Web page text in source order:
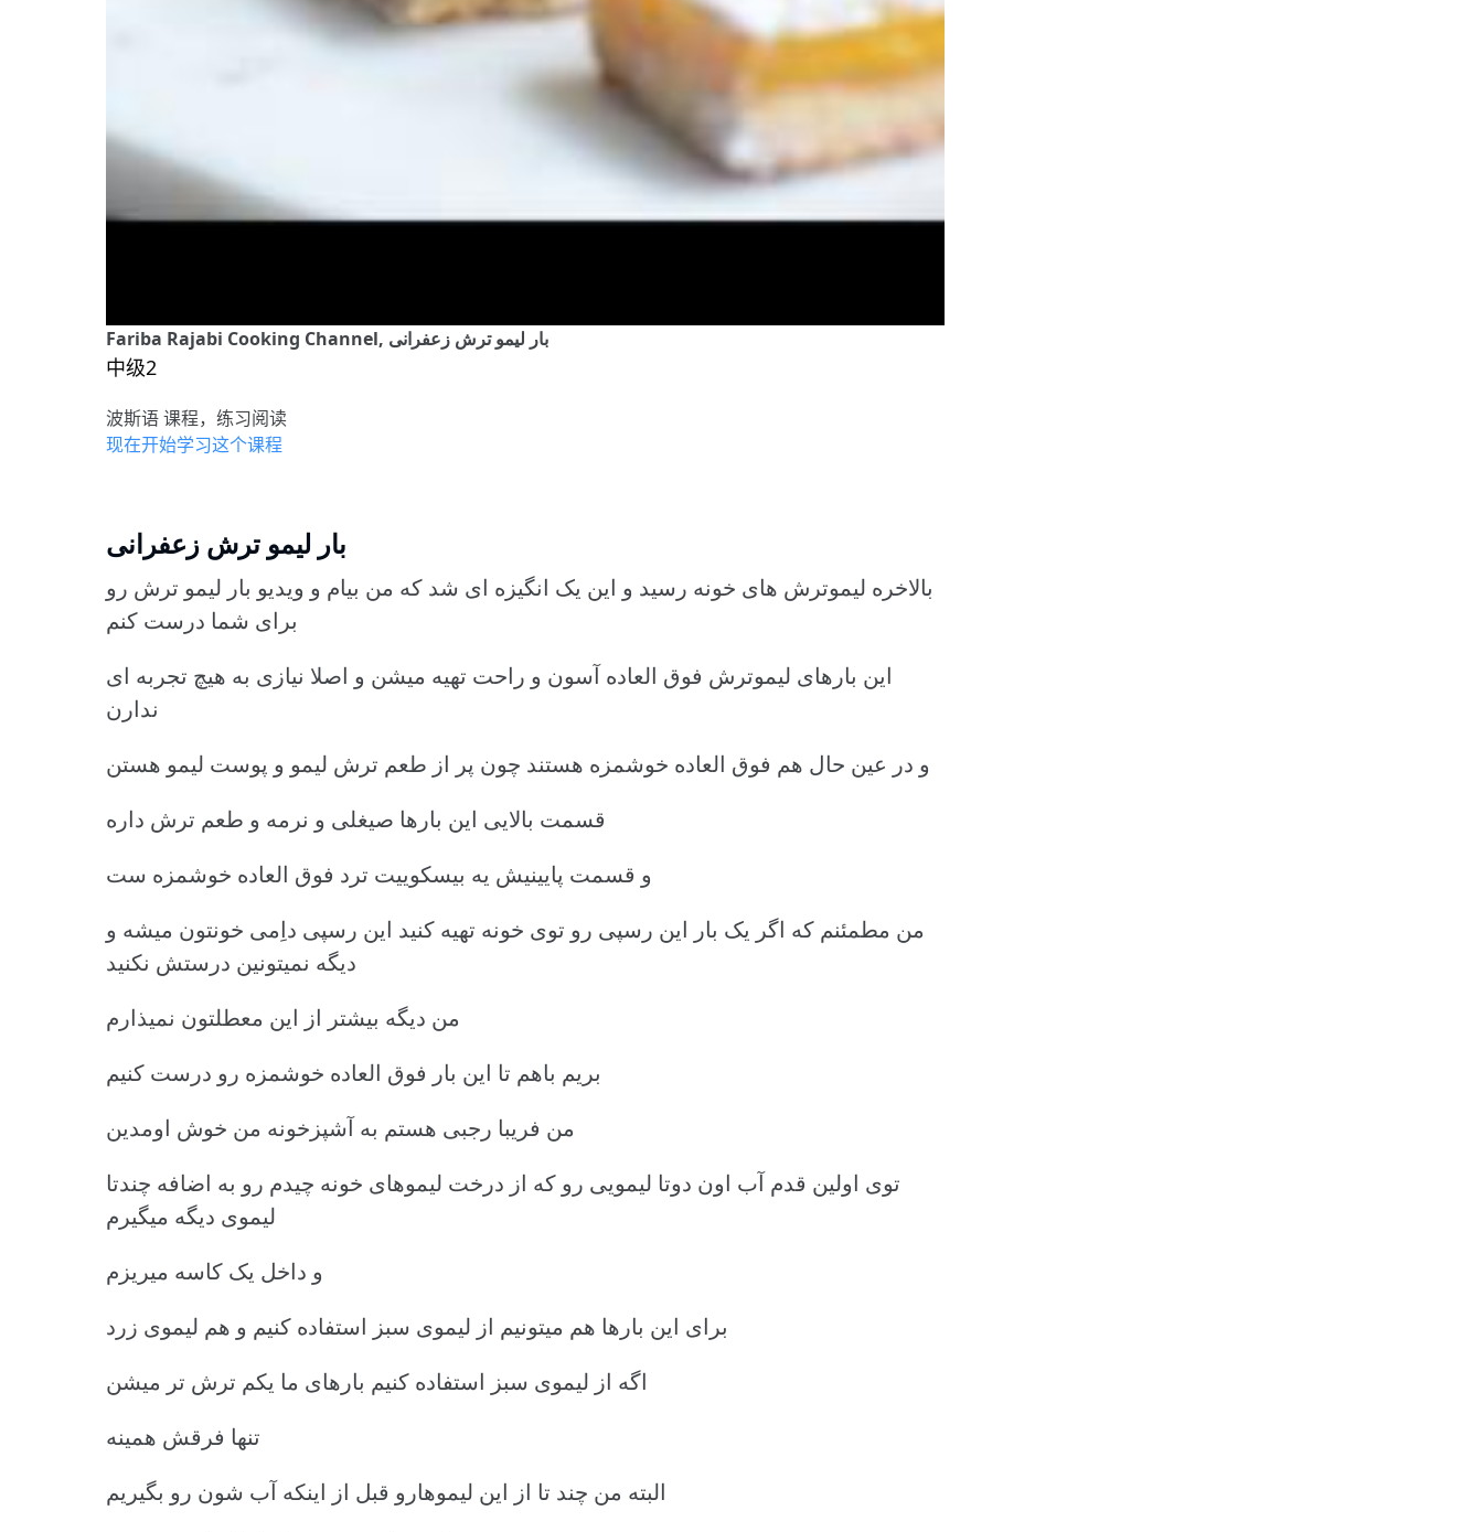
Fariba Rajabi Cooking Channel, بار لیمو ترش زعفرانی
中级2
波斯语 课程，练习阅读
现在开始学习这个课程
بار لیمو ترش زعفرانی
بالاخره لیموترش های خونه رسید و این یک انگیزه ای شد که من بیام و ویدیو بار لیمو ترش رو
برای شما درست کنم
این بارهای لیموترش فوق العاده آسون و راحت تهیه میشن و اصلا نیازی به هیچ تجربه ای
ندارن
و در عین حال هم فوق العاده خوشمزه هستند چون پر از طعم ترش لیمو و پوست لیمو هستن
قسمت بالایی این بارها صیغلی و نرمه و طعم ترش داره
و قسمت پایینیش یه بیسکوییت ترد فوق العاده خوشمزه ست
من مطمئنم که اگر یک بار این رسپی رو توی خونه تهیه کنید این رسپی داِمی خونتون میشه و
دیگه نمیتونین درستش نکنید
من دیگه بیشتر از این معطلتون نمیذارم
بریم باهم تا این بار فوق العاده خوشمزه رو درست کنیم
من فریبا رجبی هستم به آشپزخونه من خوش اومدین
توی اولین قدم آب اون دوتا لیمویی رو که از درخت لیموهای خونه چیدم رو به اضافه چندتا
لیموی دیگه میگیرم
و داخل یک کاسه میریزم
برای این بارها هم میتونیم از لیموی سبز استفاده کنیم و هم لیموی زرد
اگه از لیموی سبز استفاده کنیم بارهای ما یکم ترش تر میشن
تنها فرقش همینه
البته من چند تا از این لیموهارو قبل از اینکه آب شون رو بگیریم